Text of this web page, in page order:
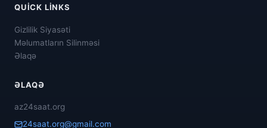
QUICK LINKS
Gizlilik Siyasəti
Məlumatların Silinməsi
Əlaqə
ƏLAQƏ
az24saat.org
24saat.org@gmail.com